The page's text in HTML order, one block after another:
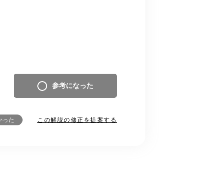
参考になった
った この解説の修正を提案する